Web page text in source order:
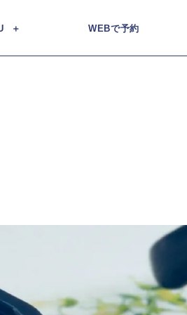
WEBで予約